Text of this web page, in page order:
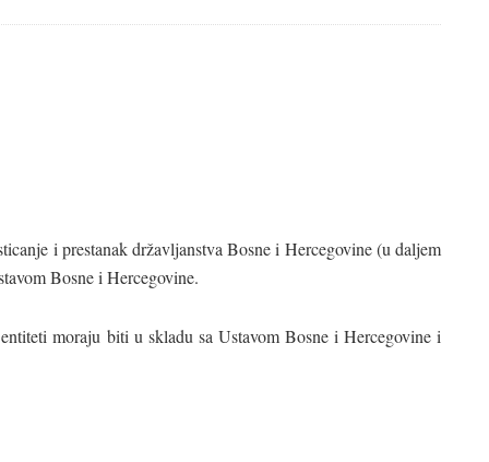
i prestanak državljanstva Bosne i Hercegovine (u daljem
Bosne i Hercegovine.
moraju biti u skladu sa Ustavom Bosne i Hercegovine i